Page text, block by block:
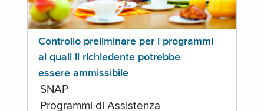
Controllo preliminare per i programmi
ai quali il richiedente potrebbe
essere ammissibile
SNAP
Programmi di Assistenza